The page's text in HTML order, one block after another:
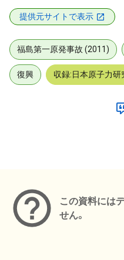
提供元サイトで表示
福島第一原発事故 (2011)
復興 収録:日本原子力
この資料には
せん。